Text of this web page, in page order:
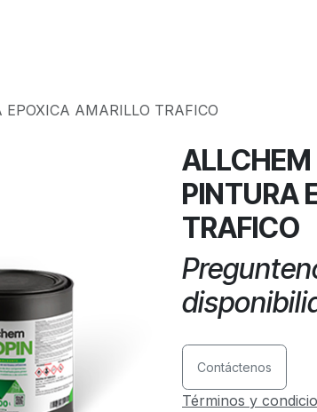
AMARILLO TRAFICO
ALLCHEM
PINTURA
TRAFICO
Contáctenos
Términos y